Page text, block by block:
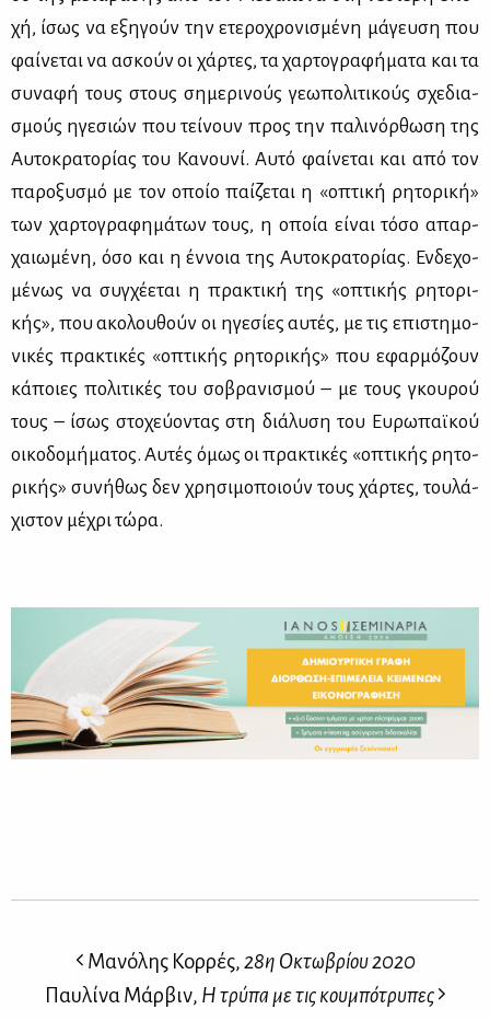
χή, ίσως να εξη­γούν την ετε­ρο­χρο­νι­σμέ­νη μά­γευ­ση που
φαί­νε­ται να ασκούν οι χάρ­τες, τα χαρ­το­γρα­φή­μα­τα και τα
συ­να­φή τους στους ση­με­ρι­νούς γε­ω­πο­λι­τι­κούς σχε­δια­
σμούς ηγε­σιών που τεί­νουν προς την πα­λι­νόρ­θω­ση της
Αυ­το­κρα­το­ρί­ας του Κα­νου­νί. Αυ­τό φαί­νε­ται και από τον
πα­ρο­ξυ­σμό με τον οποίο παί­ζε­ται η «οπτι­κή ρη­το­ρι­κή»
των χαρ­το­γρα­φη­μά­των τους, η οποία εί­ναι τό­σο απαρ­
χαιω­μέ­νη, όσο και η έν­νοια της Αυ­το­κρα­το­ρί­ας. Εν­δε­χο­
μέ­νως να συγ­χέ­ε­ται η πρα­κτι­κή της «οπτι­κής ρη­το­ρι­
κής», που ακο­λου­θούν οι ηγε­σί­ες αυ­τές, με τις επι­στη­μο­
νι­κές πρα­κτι­κές «οπτι­κής ρη­το­ρι­κής» που εφαρ­μό­ζουν
κά­ποιες πο­λι­τι­κές του σο­βρα­νι­σμού – με τους γκου­ρού
τους – ίσως στο­χεύ­ο­ντας στη διά­λυ­ση του Ευ­ρω­παϊ­κού
οι­κο­δο­μή­μα­τος. Αυ­τές όμως οι πρα­κτι­κές «οπτι­κής ρη­το­
ρι­κής» συ­νή­θως δεν χρη­σι­μο­ποιούν τους χάρ­τες, του­λά­
χι­στον μέ­χρι τώ­ρα.
Μανόλης Κορρές,28η Οκτωβρίου 2020
Παυλίνα Μάρβιν, Η τρύπα με τις κουμπότρυπες